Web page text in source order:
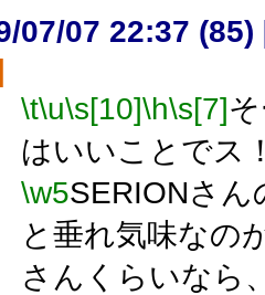
07/07 22:37 (85)
\t\u\s[10]\h\s[7]
はいいことでス
\w5SERIONさん
と垂れ気味なの
さんくらいなら